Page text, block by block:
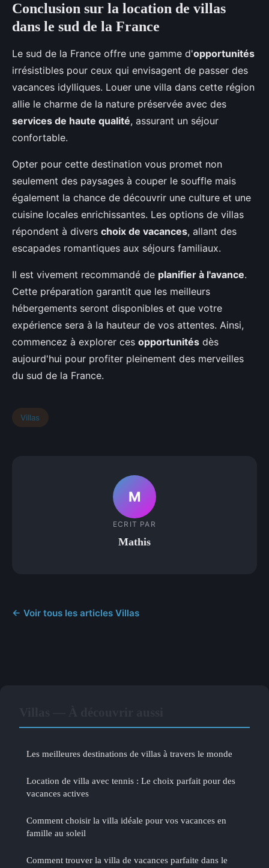
Conclusion sur la location de villas
dans le sud de la France
Le sud de la France offre une gamme d'opportunités
irrésistibles pour ceux qui envisagent de passer des
vacances idylliques. Louer une villa dans cette région
allie le charme de la nature préservée avec des
services de haute qualité, assurant un séjour
confortable.
Opter pour cette destination vous promet non
seulement des paysages à couper le souffle mais
également la chance de découvrir une culture et une
cuisine locales enrichissantes. Les options de villas
répondent à divers choix de vacances, allant des
escapades romantiques aux séjours familiaux.
Il est vivement recommandé de planifier à l'avance.
Cette préparation garantit que les meilleurs
hébergements seront disponibles et que votre
expérience sera à la hauteur de vos attentes. Ainsi,
commencez à explorer ces opportunités dès
aujourd'hui pour profiter pleinement des merveilles
du sud de la France.
Villas
M
ECRIT PAR
Mathis
← Voir tous les articles Villas
Les meilleures destinations de villas à travers le monde
Location de villa avec tennis : Le choix parfait pour des
vacances actives
Comment choisir la villa idéale pour vos vacances en
famille au soleil
Comment trouver la villa de vacances parfaite dans le